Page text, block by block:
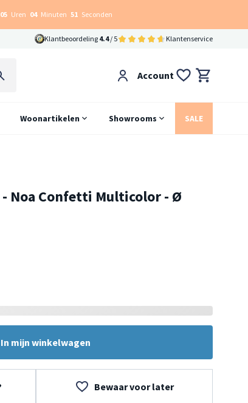
05 Uren 04 Minuten 50 Seconden
Klantbeoordeling 4.4/ 5 Klantenservice
Account
Woonartikelen Showrooms SALE
Noa Confetti Multicolor - Ø
In mijn winkelwagen
Bewaar voor later